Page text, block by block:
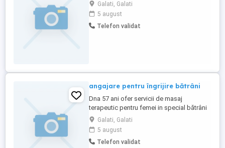
Galati, Galati
5 august
Telefon validat
angajare pentru îngrijire bătrâni
Dna 57 ani ofer servicii de masaj
terapeutic pentru femei in special bătrâni
și îngrijire bătrâni la domiciliu sau in centre
de recuperare.Rog seriozitate!Rog sa nu
mai insistati la telefon lăsați mesaj doar
pe site-ul Publi24.. ROG
Galati, Galati
5 august
Telefon validat